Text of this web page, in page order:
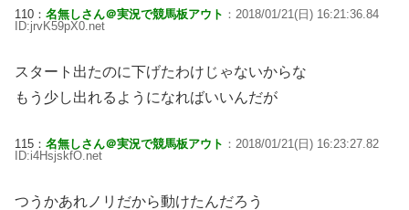
110： 名無しさん＠実況で競馬板アウト ：2018/01/21(日) 16:21:36.84
ID:jrvK59pX0.net
スタート出たのに下げたわけじゃないからな
もう少し出れるようになればいいんだが
115： 名無しさん＠実況で競馬板アウト ：2018/01/21(日) 16:23:27.82
ID:i4HsjskfO.net
つうかあれノリだから動けたんだろう